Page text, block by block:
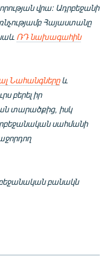
վրա։ Ադրբեջանի
Հայաստանը
ՌԴ նախագահին
Նահանգներըև
բերել իր
տարածքից, իսկ
սահմանի
բանակն